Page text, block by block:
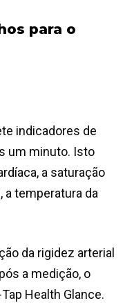
para o
indicadores de
um minuto. Isto
a saturação
a temperatura da
da rigidez arterial
a medição, o
Health Glance.